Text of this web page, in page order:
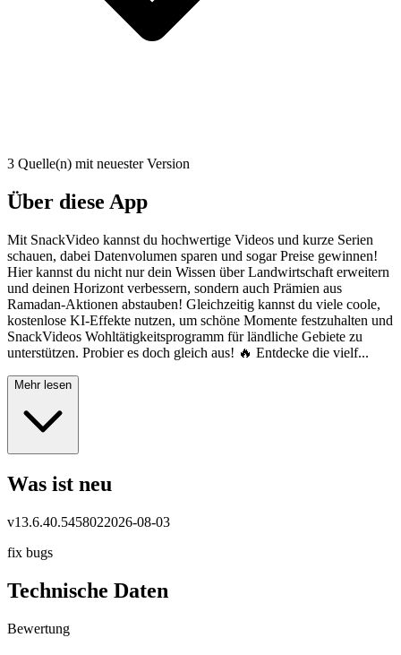
3 Quelle(n) mit neuester Version
Über diese App
Mit SnackVideo kannst du hochwertige Videos und kurze Serien
schauen, dabei Datenvolumen sparen und sogar Preise gewinnen!
Hier kannst du nicht nur dein Wissen über Landwirtschaft erweitern
und deinen Horizont verbessern, sondern auch Prämien aus
Ramadan-Aktionen abstauben! Gleichzeitig kannst du viele coole,
kostenlose KI-Effekte nutzen, um schöne Momente festzuhalten und
SnackVideos Wohltätigkeitsprogramm für ländliche Gebiete zu
unterstützen. Probier es doch gleich aus! 🔥 Entdecke die vielf...
Mehr lesen
Was ist neu
v13.6.40.5458022026-08-03
fix bugs
Technische Daten
Bewertung